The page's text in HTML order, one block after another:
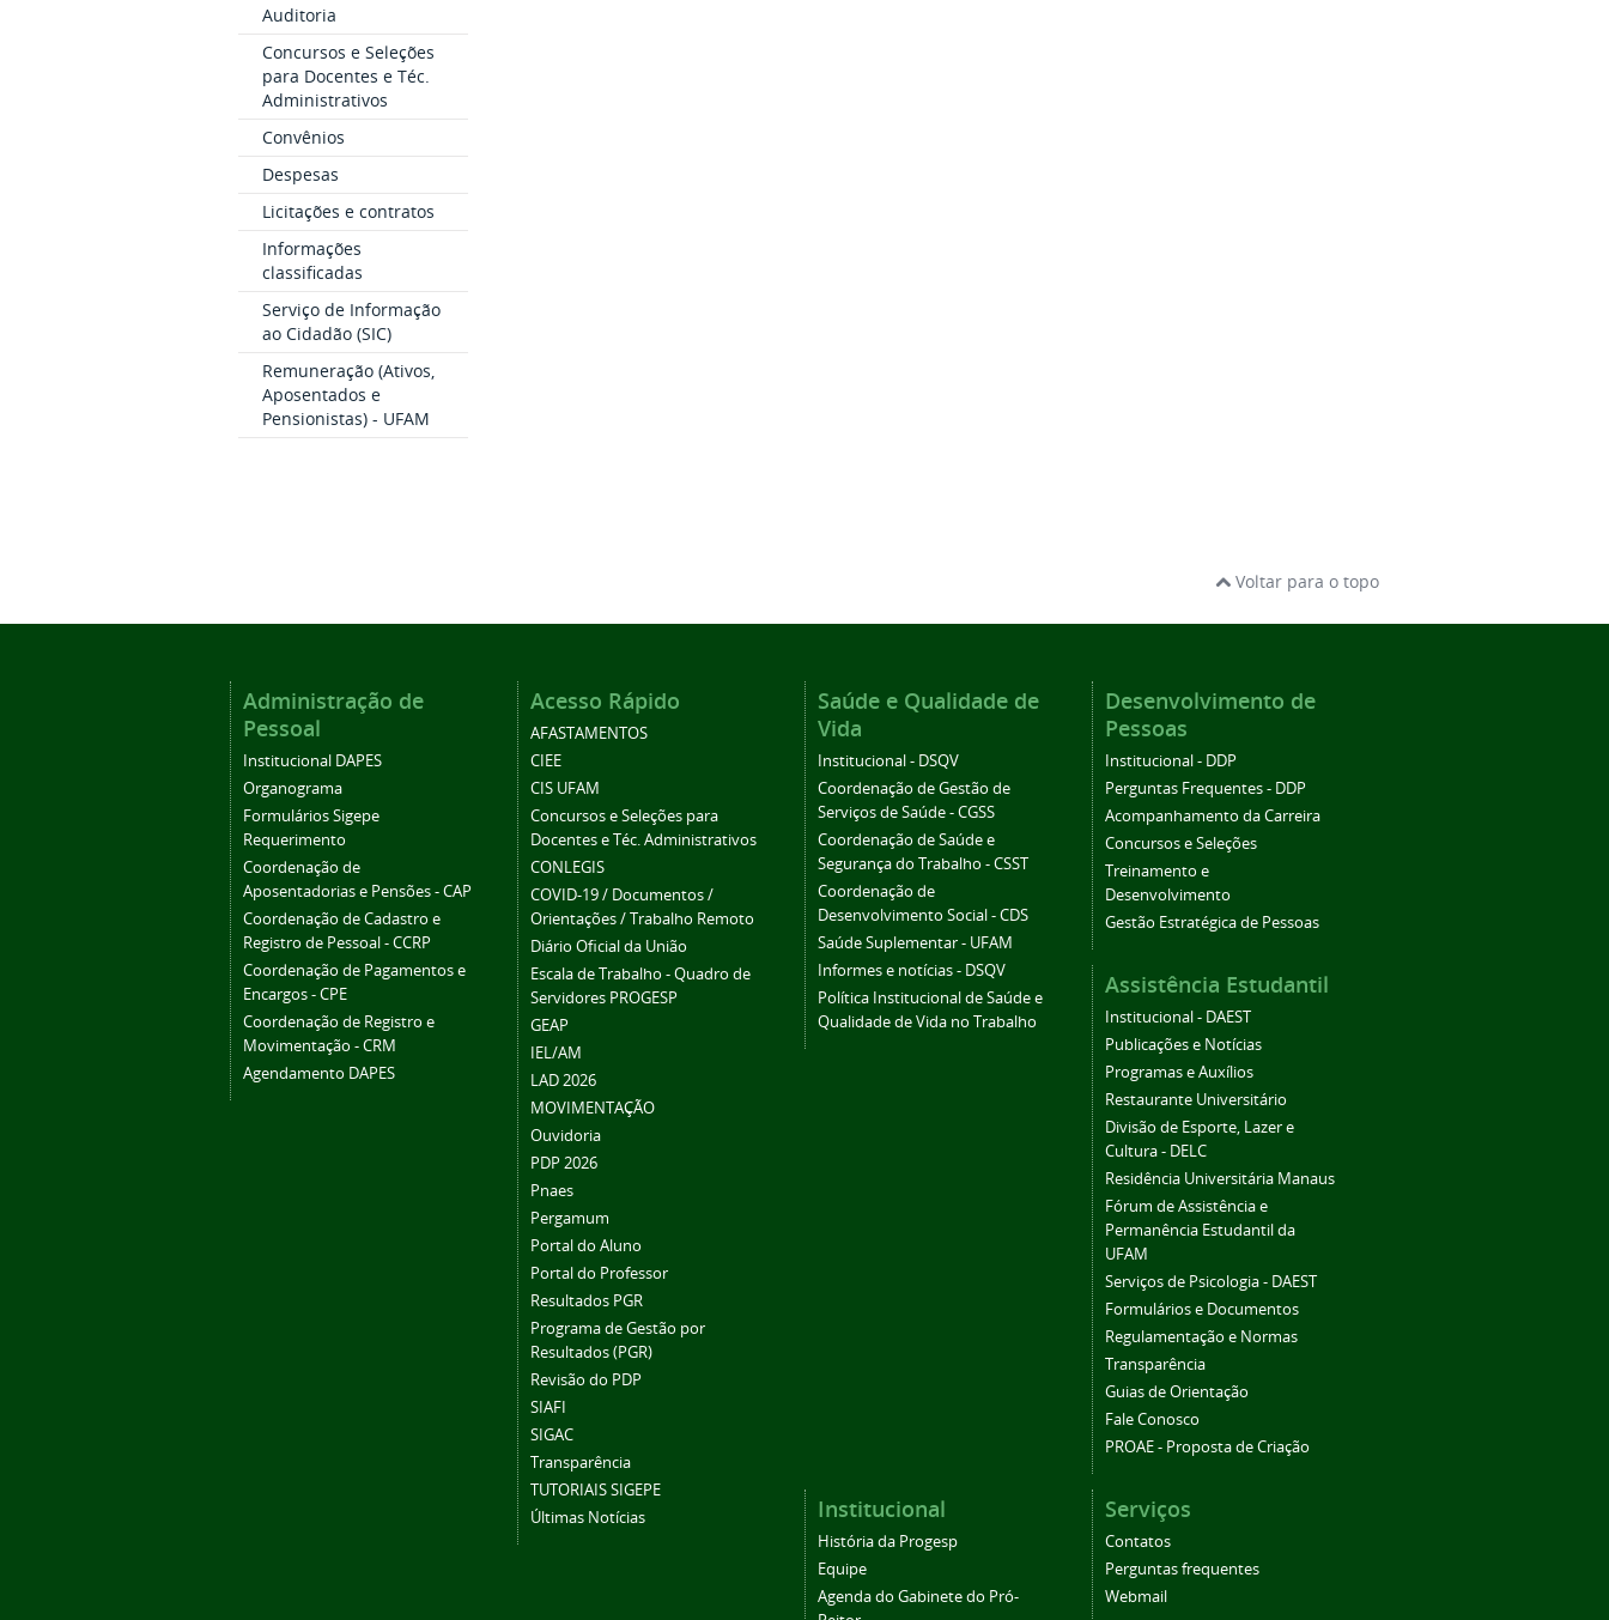
Auditoria
Concursos e Seleções
para Docentes e Téc.
Administrativos
Convênios
Despesas
Licitações e contratos
Informações
classificadas
Serviço de Informação
ao Cidadão (SIC)
Remuneração (Ativos,
Aposentados e
Pensionistas) - UFAM
Voltar para o topo
Administração de
Pessoal
Institucional DAPES
Organograma
Formulários Sigepe
Requerimento
Coordenação de
Aposentadorias e Pensões - CAP
Coordenação de Cadastro e
Registro de Pessoal - CCRP
Coordenação de Pagamentos e
Encargos - CPE
Coordenação de Registro e
Movimentação - CRM
Agendamento DAPES
Acesso Rápido
AFASTAMENTOS
CIEE
CIS UFAM
Concursos e Seleções para
Docentes e Téc. Administrativos
CONLEGIS
COVID-19 / Documentos /
Orientações / Trabalho Remoto
Diário Oficial da União
Escala de Trabalho - Quadro de
Servidores PROGESP
GEAP
IEL/AM
LAD 2026
MOVIMENTAÇÃO
Ouvidoria
PDP 2026
Pnaes
Pergamum
Portal do Aluno
Portal do Professor
Resultados PGR
Programa de Gestão por
Resultados (PGR)
Revisão do PDP
SIAFI
SIGAC
Transparência
TUTORIAIS SIGEPE
Últimas Notícias
Saúde e Qualidade de
Vida
Institucional - DSQV
Coordenação de Gestão de
Serviços de Saúde - CGSS
Coordenação de Saúde e
Segurança do Trabalho - CSST
Coordenação de
Desenvolvimento Social - CDS
Saúde Suplementar - UFAM
Informes e notícias - DSQV
Política Institucional de Saúde e
Qualidade de Vida no Trabalho
Desenvolvimento de
Pessoas
Institucional - DDP
Perguntas Frequentes - DDP
Acompanhamento da Carreira
Concursos e Seleções
Treinamento e
Desenvolvimento
Gestão Estratégica de Pessoas
Assistência Estudantil
Institucional - DAEST
Publicações e Notícias
Programas e Auxílios
Restaurante Universitário
Divisão de Esporte, Lazer e
Cultura - DELC
Residência Universitária Manaus
Fórum de Assistência e
Permanência Estudantil da
UFAM
Serviços de Psicologia - DAEST
Formulários e Documentos
Regulamentação e Normas
Transparência
Guias de Orientação
Fale Conosco
PROAE - Proposta de Criação
Institucional
História da Progesp
Equipe
Agenda do Gabinete do Pró-
Serviços
Contatos
Perguntas frequentes
Webmail